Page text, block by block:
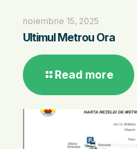
noiembrie 15, 2025
Ultimul Metrou Ora
Read more